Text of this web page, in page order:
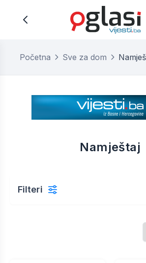
Početna Sve za dom
Namještaj
Filteri